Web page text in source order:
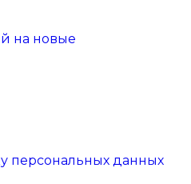
на новые
персональных данных